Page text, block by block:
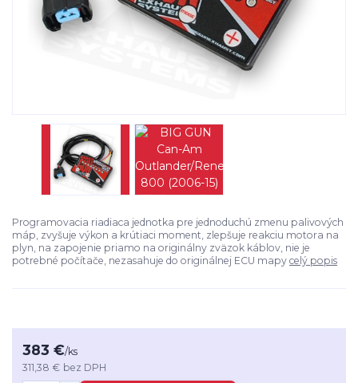
Programovacia riadiaca jednotka pre jednoduchú zmenu palivových
máp, zvyšuje výkon a krútiaci moment, zlepšuje reakciu motora na
plyn, na zapojenie priamo na originálny zväzok káblov, nie je
potrebné počítače, nezasahuje do originálnej ECU mapy celý popis
383 €/ks
311,38 € bez DPH